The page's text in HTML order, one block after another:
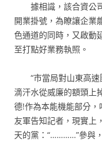
據相識，該合資公司
開業掛號，為瞭讓企業
色通道的同時，又啟動
至打點好業務執照。
“市當局對山東高速
滴汗水從威廉的額頭上
德!作為本能機能部分
友軍告知記者，現實上
天的黨：“…………”參與